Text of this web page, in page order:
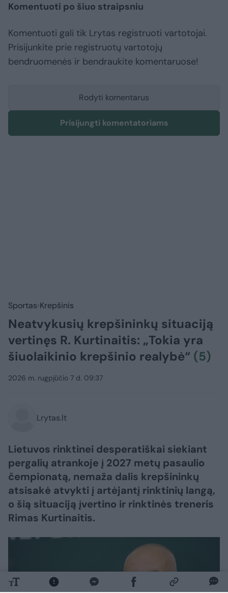
Komentuoti po šiuo straipsniu
Komentuoti gali tik Lrytas registruoti vartotojai.
Prisijunkite prie registruotų vartotojų
bendruomenės ir bendraukite komentaruose!
Rodyti komentarus
Prisijungti komentatoriams
Sportas Krepšinis
Neatvykusių krepšininkų situaciją
vertinęs R. Kurtinaitis: „Tokia yra
šiuolaikinio krepšinio realybė“ (5)
2026 m. rugpjūčio 7 d. 09:37
Lrytas.lt
Lietuvos rinktinei desperatiškai siekiant
pergalių atrankoje į 2027 metų pasaulio
čempionatą, nemaža dalis krepšininkų
atsisakė atvykti į artėjantį rinktinių langą,
o šią situaciją įvertino ir rinktinės treneris
Rimas Kurtinaitis.